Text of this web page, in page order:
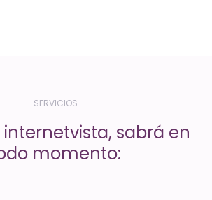
SERVICIOS
sabrá en
momento: